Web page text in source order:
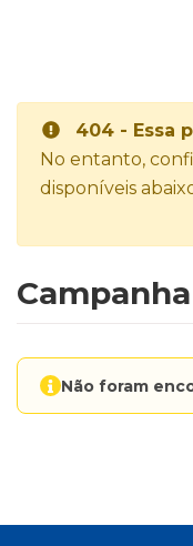
404 - Essa
No entanto,
disponíveis
Não foram